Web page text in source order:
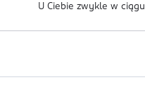
U Ciebie zwykle w ciągu